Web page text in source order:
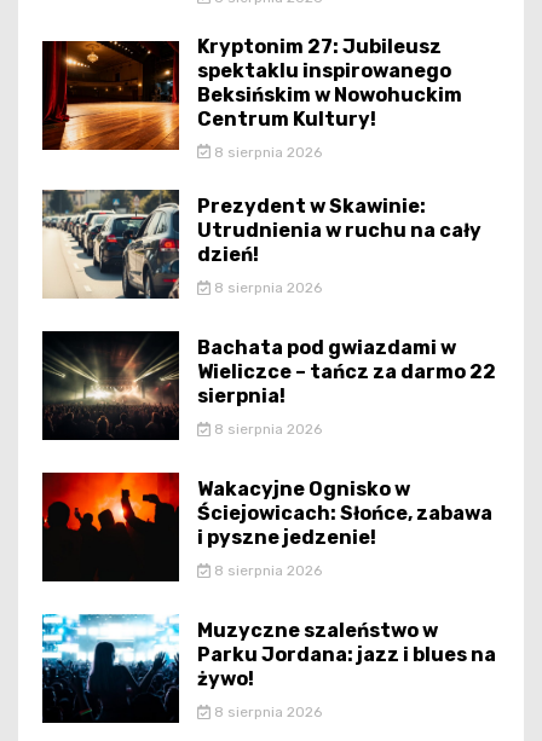
Kryptonim 27: Jubileusz
spektaklu inspirowanego
Beksińskim w Nowohuckim
Centrum Kultury!
8 sierpnia 2026
Prezydent w Skawinie:
Utrudnienia w ruchu na cały
dzień!
8 sierpnia 2026
Bachata pod gwiazdami w
Wieliczce – tańcz za darmo 22
sierpnia!
8 sierpnia 2026
Wakacyjne Ognisko w
Ściejowicach: Słońce, zabawa
i pyszne jedzenie!
8 sierpnia 2026
Muzyczne szaleństwo w
Parku Jordana: jazz i blues na
żywo!
8 sierpnia 2026